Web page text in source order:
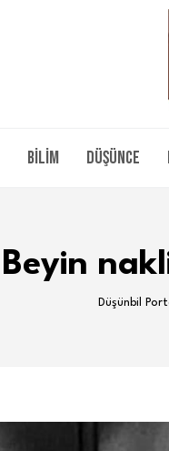
Bilim Düşünce
Beyin
Düşünbil